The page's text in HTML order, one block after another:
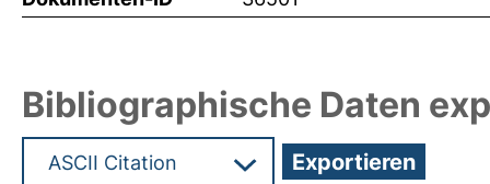
Bibliographische Daten